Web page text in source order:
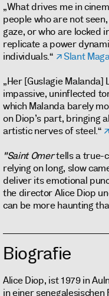
„What drives me in
people who are not
gaze, or who are locked
replicate a power
individuals.“
Slant
„Her [Guslagie
impassive, uninflected
which Malanda barely
on Diop’s part, bringing
artistic nerves of steel.“
"Saint Omertells a true-
relying on long, slow
deliver its emotional
the director Alice Diop
can be more haunting
Biografie
Alice Diop, ist 1979 in
in einer